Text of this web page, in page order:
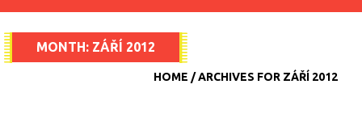
MONTH: ZÁŘÍ 2012
HOME ARCHIVES FOR ZÁŘÍ 2012